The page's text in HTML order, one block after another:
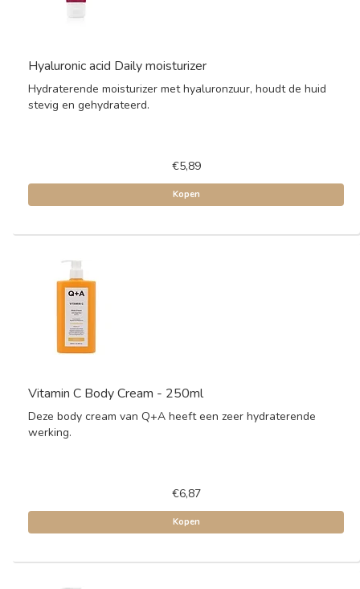
Hyaluronic acid Daily moisturizer
Hydraterende moisturizer met hyaluronzuur, houdt de huid
stevig en gehydrateerd.
€5,89
Kopen
Vitamin C Body Cream - 250ml
Deze body cream van Q+A heeft een zeer hydraterende
werking.
€6,87
Kopen